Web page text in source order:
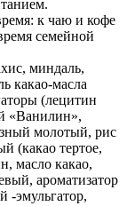
к чаю и кофе
семейной
миндаль,
какао-масла
(лецитин
«Ванилин»,
молотый, рис
(какао тертое,
масло какао,
ароматизатор
-эмульгатор,